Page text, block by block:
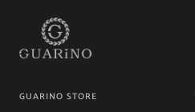
GUARINO STORE